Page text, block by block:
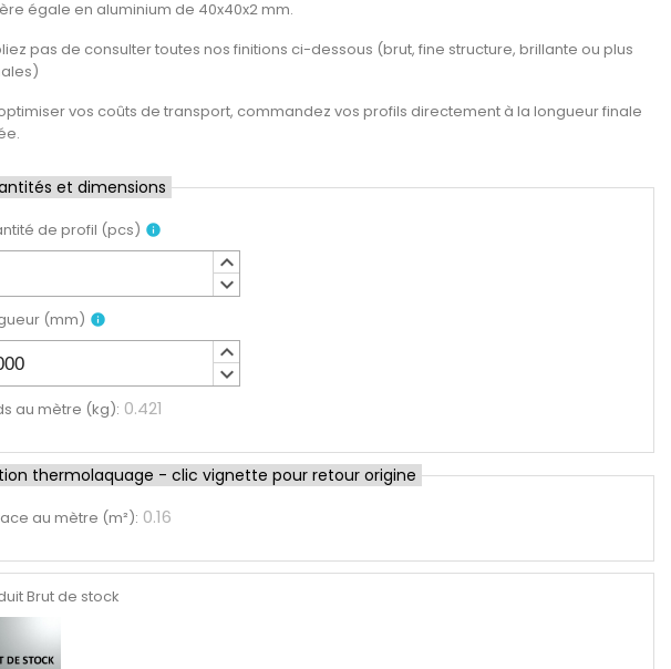
égale en aluminium de 40x40x2 mm.
pas de consulter toutes nos finitions ci-dessous (brut, fine structure, brillante ou plus
vos coûts de transport, commandez vos profils directement à la longueur finale
et dimensions
de profil (pcs) info
keyboard_arrow_up
keyboard_arrow_down
(mm) info
keyboard_arrow_up
keyboard_arrow_down
au mètre (kg): 0.421
thermolaquage - clic vignette pour retour origine
au mètre (m²): 0.16
Brut de stock